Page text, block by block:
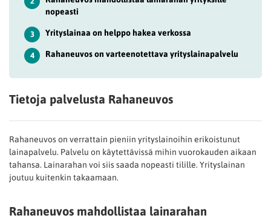
nopeasti
3 Yrityslainaa on helppo hakea verkossa
4 Rahaneuvos on varteenotettava yrityslainapalvelu
Tietoja palvelusta Rahaneuvos
Rahaneuvos on verrattain pieniin yrityslainoihin erikoistunut
lainapalvelu. Palvelu on käytettävissä mihin vuorokauden aikaan
tahansa. Lainarahan voi siis saada nopeasti tilille. Yrityslainan
joutuu kuitenkin takaamaan.
Rahaneuvos mahdollistaa lainarahan